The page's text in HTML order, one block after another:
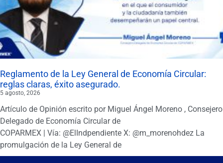
Reglamento de la Ley General de Economía Circular:
reglas claras, éxito asegurado.
5 agosto, 2026
Artículo de Opinión escrito por Miguel Ángel Moreno , Consejero
Delegado de Economía Circular de
COPARMEX | Vía: @ElIndpendiente X: @m_morenohdez La
promulgación de la Ley General de